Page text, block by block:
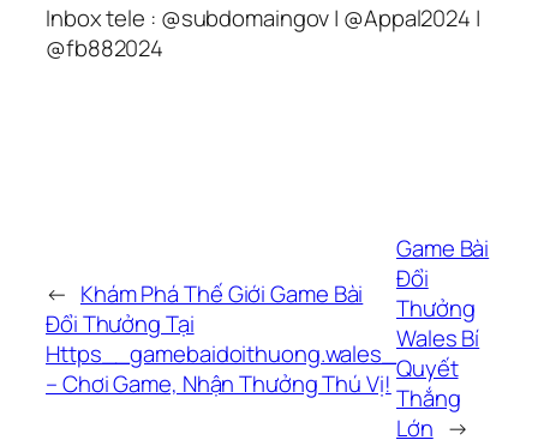
Inbox tele : @subdomaingov | @Appal2024 |
@fb882024
← Khám Phá Thế Giới Game Bài
Đổi Thưởng Tại
Https__gamebaidoithuong.wales_
– Chơi Game, Nhận Thưởng Thú Vị!
Game Bài
Đổi
Thưởng
Wales Bí
Quyết
Thắng
Lớn →